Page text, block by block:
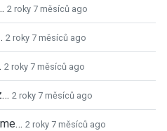
2 roky 7 měsíců ago
2 roky 7 měsíců ago
2 roky 7 měsíců ago
2 roky 7 měsíců ago
2 roky 7 měsíců ago